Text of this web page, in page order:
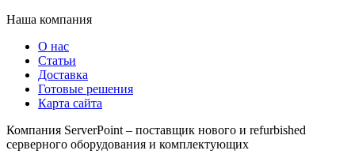
Наша компания
О нас
Статьи
Доставка
Готовые решения
Карта сайта
Компания ServerPoint – поставщик нового и refurbished
серверного оборудования и комплектующих